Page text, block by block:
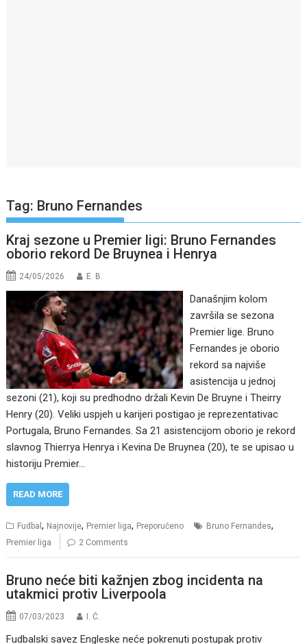
Tag: Bruno Fernandes
Kraj sezone u Premier ligi: Bruno Fernandes
oborio rekord De Bruynea i Henrya
24/05/2026 E. B.
Današnjim kolom
završila se sezona
Premier lige. Bruno
Fernandes je oborio
rekord sa najviše
asistencija u jednoj
sezoni (21), koji su predhodno držali Kevin De Bruyne i Theirry
Henry (20). Veliki uspjeh u karijeri postigao je reprezentativac
Portugala, Bruno Fernandes. Sa 21 asistencijom oborio je rekord
slavnog Thierrya Henrya i Kevina De Bruynea (20), te se upisao u
historiju Premier…
READ MORE
Fudbal, Najnovije, Premier liga, Preporučeno Bruno Fernandes,
Premier liga 2 Comments
Bruno neće biti kažnjen zbog incidenta na
utakmici protiv Liverpoola
07/03/2023 I. Ć.
Fudbalski savez Engleske neće pokrenuti postupak protiv